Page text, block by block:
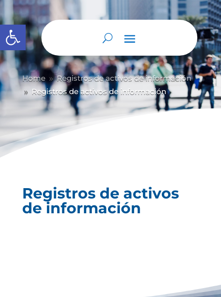
Abrir barra de herramientas
Home 9 Registros de activos de información
9 Registros de activos de información
Registros de activos
de información